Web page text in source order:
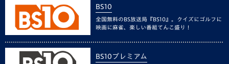
BS10
全国無料のBS放送局『BS10』。クイズにゴルフに
映画に麻雀、楽しい番組てんこ盛り！
BS10プレミアム